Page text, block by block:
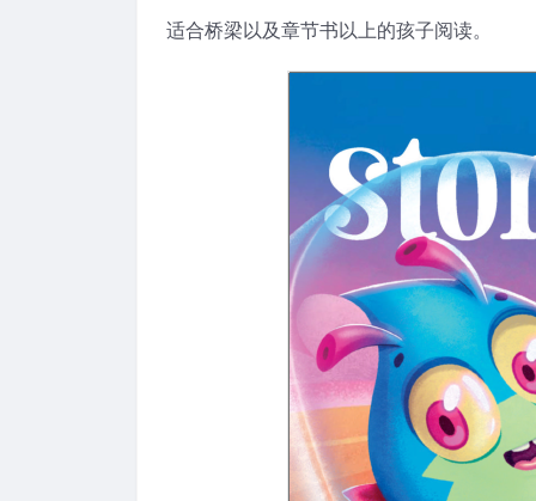
适合桥梁以及章节书以上的孩子阅读。